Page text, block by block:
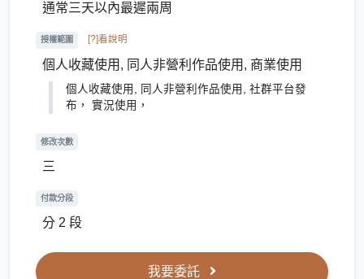
通常三天以內最遲兩周
授權範圍 [?]看說明
個人收藏使用, 同人非營利作品使用, 商業使用
個人收藏使用, 同人非營利作品使用, 社群平台發
布， 實況使用，
修改次數
三
付款分段
分 2 段
我要委託